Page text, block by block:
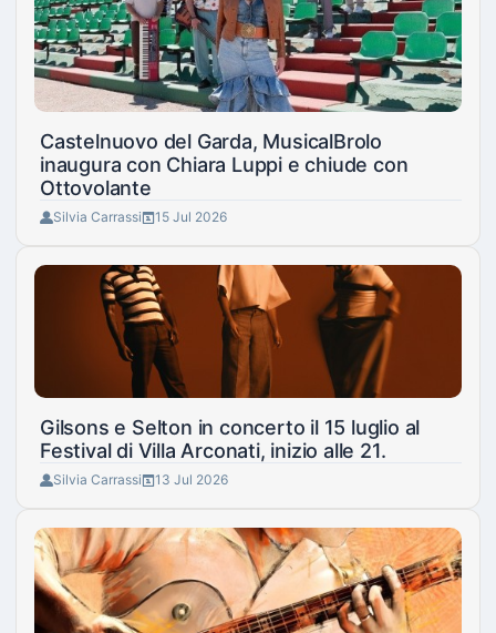
Castelnuovo del Garda, MusicalBrolo
inaugura con Chiara Luppi e chiude con
Ottovolante
Silvia Carrassi 15 Jul 2026
Gilsons e Selton in concerto il 15 luglio al
Festival di Villa Arconati, inizio alle 21.
Silvia Carrassi 13 Jul 2026